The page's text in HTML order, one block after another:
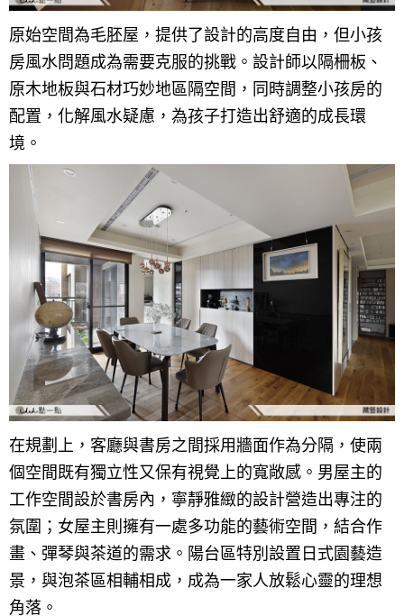
原始空間為毛胚屋，提供了設計的高度自由，但小孩
房風水問題成為需要克服的挑戰。設計師以隔柵板、
原木地板與石材巧妙地區隔空間，同時調整小孩房的
配置，化解風水疑慮，為孩子打造出舒適的成長環
境。
在規劃上，客廳與書房之間採用牆面作為分隔，使兩
個空間既有獨立性又保有視覺上的寬敞感。男屋主的
工作空間設於書房內，寧靜雅緻的設計營造出專注的
氛圍；女屋主則擁有一處多功能的藝術空間，結合作
畫、彈琴與茶道的需求。陽台區特別設置日式園藝造
景，與泡茶區相輔相成，成為一家人放鬆心靈的理想
角落。